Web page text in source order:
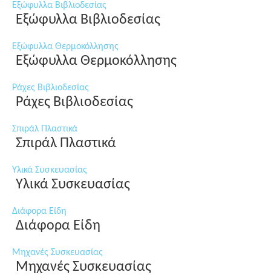
Εξώφυλλα Βιβλιοδεσίας
Εξώφυλλα Βιβλιοδεσίας
Εξώφυλλα Θερμοκόλλησης
Εξώφυλλα Θερμοκόλλησης
Ράχες Βιβλιοδεσίας
Ράχες Βιβλιοδεσίας
Σπιράλ Πλαστικά
Σπιράλ Πλαστικά
Υλικά Συσκευασίας
Υλικά Συσκευασίας
Διάφορα Είδη
Διάφορα Είδη
Μηχανές Συσκευασίας
Μηχανές Συσκευασίας